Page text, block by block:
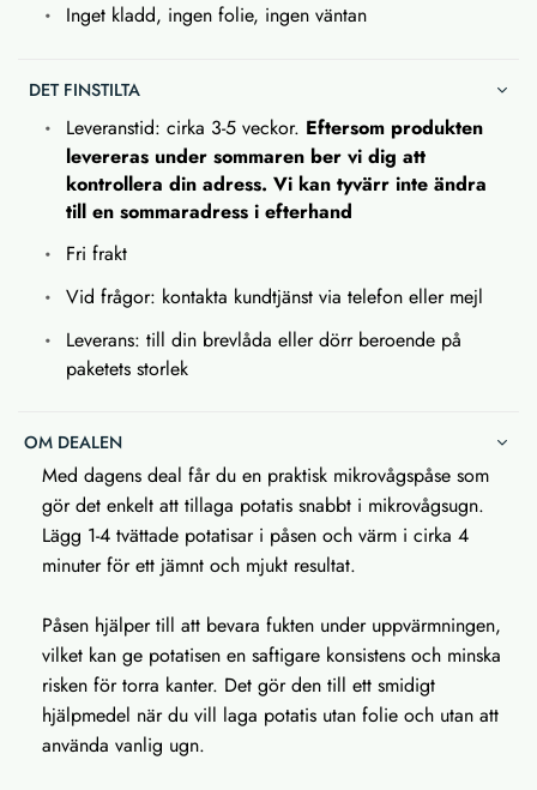
Inget kladd, ingen folie, ingen väntan
DET FINSTILTA
Leveranstid: cirka 3-5 veckor. Eftersom produkten
levereras under sommaren ber vi dig att
kontrollera din adress. Vi kan tyvärr inte ändra
till en sommaradress i efterhand
Fri frakt
Vid frågor: kontakta kundtjänst via telefon eller mejl
Leverans: till din brevlåda eller dörr beroende på
paketets storlek
OM DEALEN
Med dagens deal får du en praktisk mikrovågspåse som
gör det enkelt att tillaga potatis snabbt i mikrovågsugn.
Lägg 1-4 tvättade potatisar i påsen och värm i cirka 4
minuter för ett jämnt och mjukt resultat.
Påsen hjälper till att bevara fukten under uppvärmningen,
vilket kan ge potatisen en saftigare konsistens och minska
risken för torra kanter. Det gör den till ett smidigt
hjälpmedel när du vill laga potatis utan folie och utan att
använda vanlig ugn.